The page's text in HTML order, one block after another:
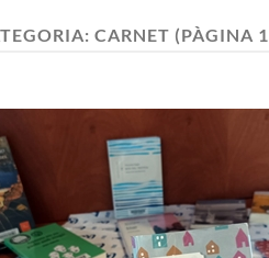
CARNET (PÀGINA